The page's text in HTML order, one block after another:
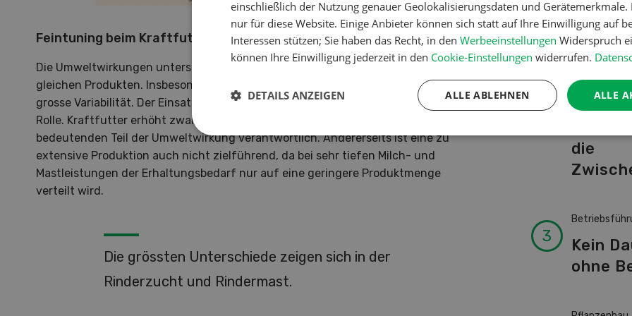
Feintuning beim Kraftfuttereinsatz
Die Umweltwirkungen unterscheiden sich zum Teil stark zwischen Betrieben mit
gleichen Produkten. Insbesondere für die Rinderzucht und Rindermast gibt es
grosse Variabilität. Der Einsatz von Kraftfutter spielt dabei eine entscheidende
Rolle. Kraftfutter erhöht zwar die Produktivität, ist aber auch für einen
bedeutenden Teil der Umweltwirkung verantwortlich. Andererseits ist eine zu
extensive Produktion auch nicht zielführend, da bei sehr tiefen Milch- und
Mastleistungen der Erhaltungsbedarf nur auf eine geringere Produktmenge
verteilt wird.
Die grössten Unterschiede zeigen sich in der
Rinderzucht und Rindermast.
von A-
Pflanzenbau
die
Kein
ohne
einschließlich der Nutzung genauer Geolokalisierungsdaten und
nur für diese Website. Einige Anbieter können sich statt auf Ihre Einwilligung auf
Interessen stützen; Sie haben das Recht, in den Werbeeinstellungen Widerspruch
können Ihre Einwilligung jederzeit in den Cookie-Einstellungen widerrufen.
ALLE
ALLE ABLEHNEN
DETAILS ANZEIGEN